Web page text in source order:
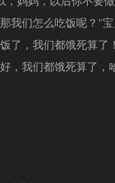
们怎么吃饭呢？”宝
了，我们都饿死算了
，我们都饿死算了